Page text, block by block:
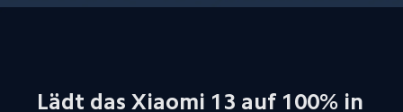
Lädt das Xiaomi 13 auf 100% in